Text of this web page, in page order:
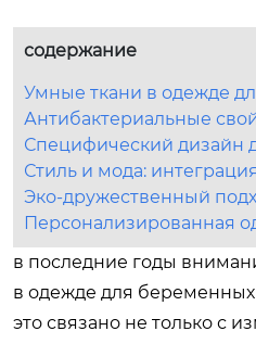
содержание
Умные ткани в одежде
Антибактериальные
Специфический дизайн
Стиль и мода:
Эко-дружественный
Персонализированная
в последние годы
в одежде для беременных
это связано не только с